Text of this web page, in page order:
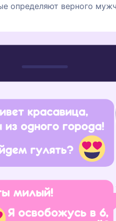
определяют верного